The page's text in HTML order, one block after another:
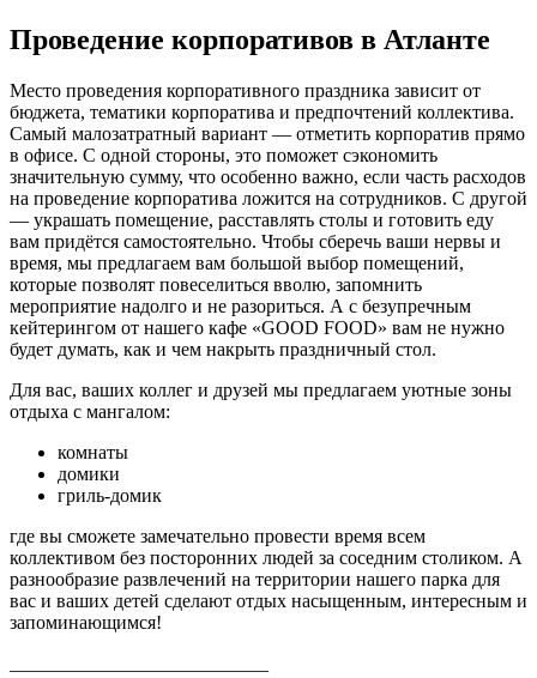
Проведение корпоративов в Атланте
Место проведения корпоративного праздника зависит от
бюджета, тематики корпоратива и предпочтений коллектива.
Самый малозатратный вариант — отметить корпоратив прямо
в офисе. С одной стороны, это поможет сэкономить
значительную сумму, что особенно важно, если часть расходов
на проведение корпоратива ложится на сотрудников. С другой
— украшать помещение, расставлять столы и готовить еду
вам придётся самостоятельно. Чтобы сберечь ваши нервы и
время, мы предлагаем вам большой выбор помещений,
которые позволят повеселиться вволю, запомнить
мероприятие надолго и не разориться. А с безупречным
кейтерингом от нашего кафе «GOOD FOOD» вам не нужно
будет думать, как и чем накрыть праздничный стол.
Для вас, ваших коллег и друзей мы предлагаем уютные зоны
отдыха с мангалом:
комнаты
домики
гриль-домик
где вы сможете замечательно провести время всем
коллективом без посторонних людей за соседним столиком. А
разнообразие развлечений на территории нашего парка для
вас и ваших детей сделают отдых насыщенным, интересным и
запоминающимся!